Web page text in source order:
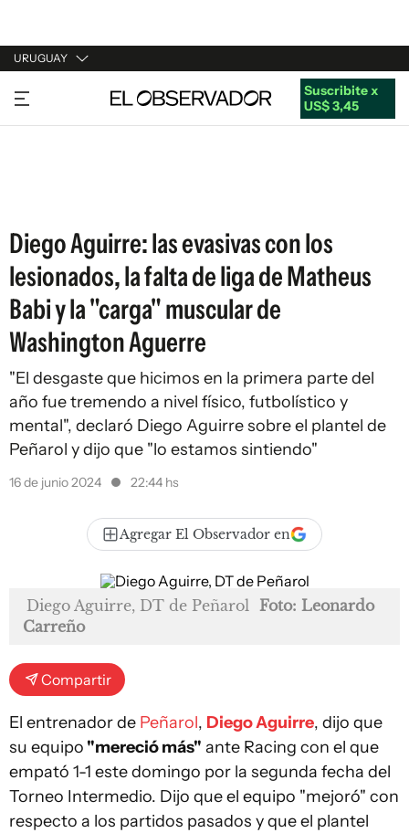
URUGUAY
URUGUAY
ARGENTINA
Suscribite x
US$ 3,45
Diego Aguirre: las evasivas con los
lesionados, la falta de liga de Matheus
Babi y la "carga" muscular de
Washington Aguerre
"El desgaste que hicimos en la primera parte del
año fue tremendo a nivel físico, futbolístico y
mental", declaró Diego Aguirre sobre el plantel de
Peñarol y dijo que "lo estamos sintiendo"
16 de junio 2024 22:44 hs
Agregar El Observador en
Diego Aguirre, DT de Peñarol Foto: Leonardo
Carreño
Compartir
El entrenador de Peñarol, Diego Aguirre, dijo que
su equipo "mereció más" ante Racing con el que
empató 1-1 este domingo por la segunda fecha del
Torneo Intermedio. Dijo que el equipo "mejoró" con
respecto a los partidos pasados y que el plantel